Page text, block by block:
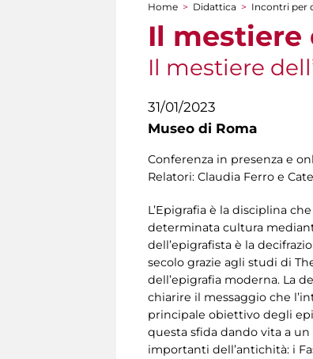
Tu sei qui
Home > Didattica > Incontri per
Il
Il mestiere
31/01/2023
Museo di Roma
Conferenza in presenza e
Relatori: Claudia Ferro e
L’Epigrafia è la disciplina
determinata cultura
dell’epigrafista è la
secolo grazie agli studi di
dell’epigrafia moderna. La
chiarire il messaggio che
principale obiettivo degli
questa sfida dando vita a
importanti dell’antichità: i